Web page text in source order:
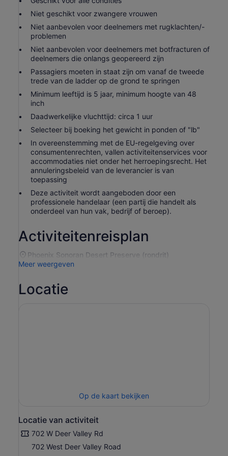
Niet geschikt voor zwangere vrouwen
Niet aanbevolen voor deelnemers met rugklachten/-
problemen
Niet aanbevolen voor deelnemers met botfracturen of
deelnemers die onlangs geopereerd zijn
Passagiers moeten in staat zijn om vanaf de tweede
trede van de ladder op de grond te springen
Minimum leeftijd is 5 jaar, minimum hoogte van 48
inch
Daadwerkelijke vluchttijd: circa 1 uur
Selecteer bij boeking het gewicht in ponden of "lb"
In overeenstemming met de EU-regelgeving over
consumentenrechten, vallen activiteitenservices voor
accommodaties niet onder het herroepingsrecht. Het
annuleringsbeleid van de leverancier is van
toepassing
Deze activiteit wordt aangeboden door een
professionele handelaar (een partij die handelt als
onderdeel van hun vak, bedrijf of beroep).
Activiteitenreisplan
Phoenix Sonoran Desert Preserve (rondrit)
Meer weergeven
Locatie
Op de kaart bekijken
Locatie van activiteit
702 W Deer Valley Rd
702 West Deer Valley Road